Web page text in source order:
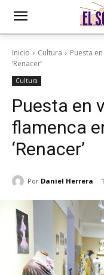
Inicio Cultura
Puesta
‘Renacer’
Cultura
Puesta en
flamenca
‘Renacer’
Por Daniel Herrera